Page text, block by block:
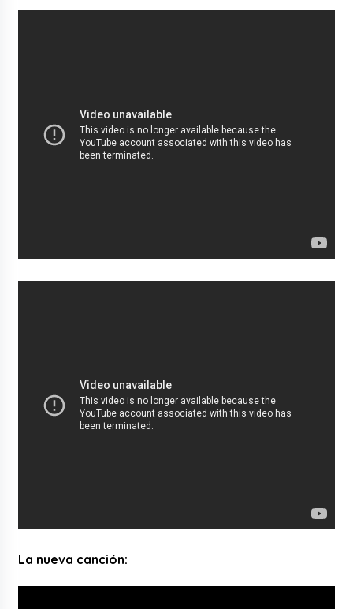
La nueva canción: